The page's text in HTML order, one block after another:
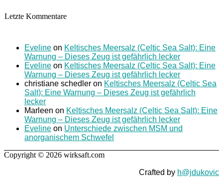
Letzte Kommentare
Eveline on Keltisches Meersalz (Celtic Sea Salt): Eine
Warnung – Dieses Zeug ist gefährlich lecker
Eveline on Keltisches Meersalz (Celtic Sea Salt): Eine
Warnung – Dieses Zeug ist gefährlich lecker
christiane schedler on Keltisches Meersalz (Celtic Sea
Salt): Eine Warnung – Dieses Zeug ist gefährlich
lecker
Marleen on Keltisches Meersalz (Celtic Sea Salt): Eine
Warnung – Dieses Zeug ist gefährlich lecker
Eveline on Unterschiede zwischen MSM und
anorganischem Schwefel
Copyright © 2026 wirksaft.com
Crafted by h@jdukovic